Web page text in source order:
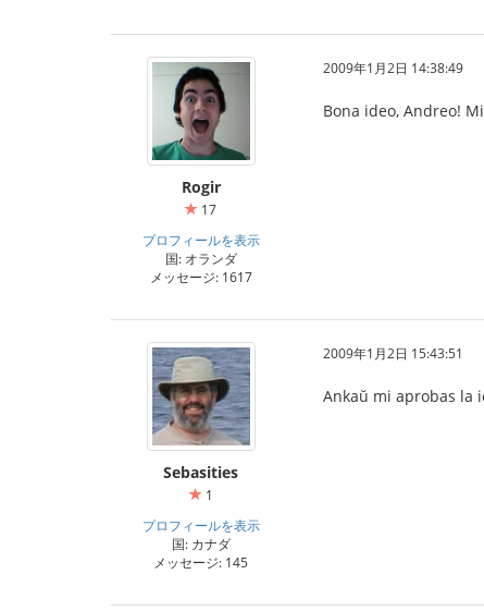
Rogir
17
プロフィールを表示
国: オランダ
メッセージ: 1617
2009年1月2日 14:38:49
Bona ideo, Andreo!
Sebasities
1
プロフィールを表示
国: カナダ
メッセージ: 145
2009年1月2日 15:43:51
Ankaŭ mi aprobas la